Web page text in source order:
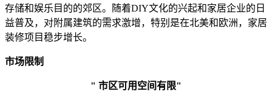
存储和娱乐目的的郊区。随着DIY文化的兴起和家居企业的日
益普及，对附属建筑的需求激增，特别是在北美和欧洲，家居
装修项目稳步增长。
市场限制
" 市区可用空间有限"